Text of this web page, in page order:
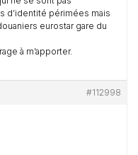
d’identité périmées mais
eurostar gare du
à m’apporter.
#112998